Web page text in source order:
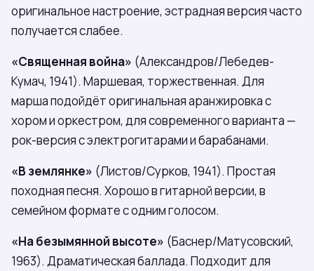
оригинальное настроение, эстрадная версия часто
получается слабее.
«Священная война» (Александров/Лебедев-
Кумач, 1941). Маршевая, торжественная. Для
марша подойдёт оригинальная аранжировка с
хором и оркестром, для современного варианта —
рок-версия с электрогитарами и барабанами.
«В землянке» (Листов/Сурков, 1941). Простая
походная песня. Хорошо в гитарной версии, в
семейном формате с одним голосом.
«На безымянной высоте» (Баснер/Матусовский,
1963). Драматическая баллада. Подходит для